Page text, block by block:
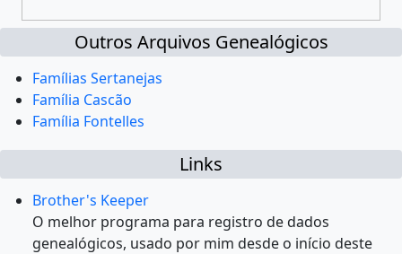
Outros Arquivos Genealógicos
Famílias Sertanejas
Família Cascão
Família Fontelles
Links
Brother's Keeper
O melhor programa para registro de dados
genealógicos, usado por mim desde o início deste